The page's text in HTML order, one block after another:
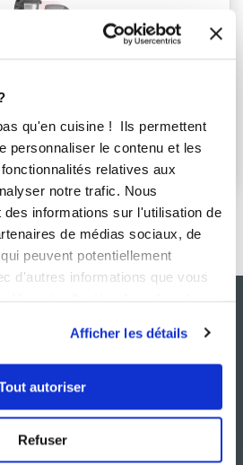
qu'en cuisine ! Ils permettent
personnaliser le contenu et les
relatives aux
notre trafic. Nous
des informations sur l'utilisation de
de médias sociaux, de
peuvent potentiellement
d'autres informations que vous
Afficher les détails
autoriser
Refuser
mais facile asiatique Français